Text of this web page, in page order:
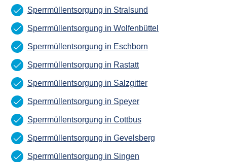
Sperrmüllentsorgung in Stralsund
Sperrmüllentsorgung in Wolfenbüttel
Sperrmüllentsorgung in Eschborn
Sperrmüllentsorgung in Rastatt
Sperrmüllentsorgung in Salzgitter
Sperrmüllentsorgung in Speyer
Sperrmüllentsorgung in Cottbus
Sperrmüllentsorgung in Gevelsberg
Sperrmüllentsorgung in Singen